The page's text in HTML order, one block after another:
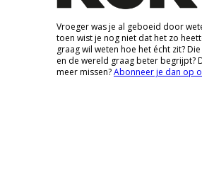
Vroeger was je al geboeid door
toen wist je nog niet dat het zo
graag wil weten hoe het écht zit?
en de wereld graag beter begrijpt?
meer missen?Abonneer je dan op